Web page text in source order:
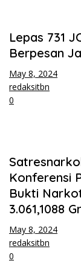
Lepas 731
Berpesan
May 8, 2024
redaksitbn
0
Konferensi
Bukti
3.061,1088
May 8, 2024
redaksitbn
0